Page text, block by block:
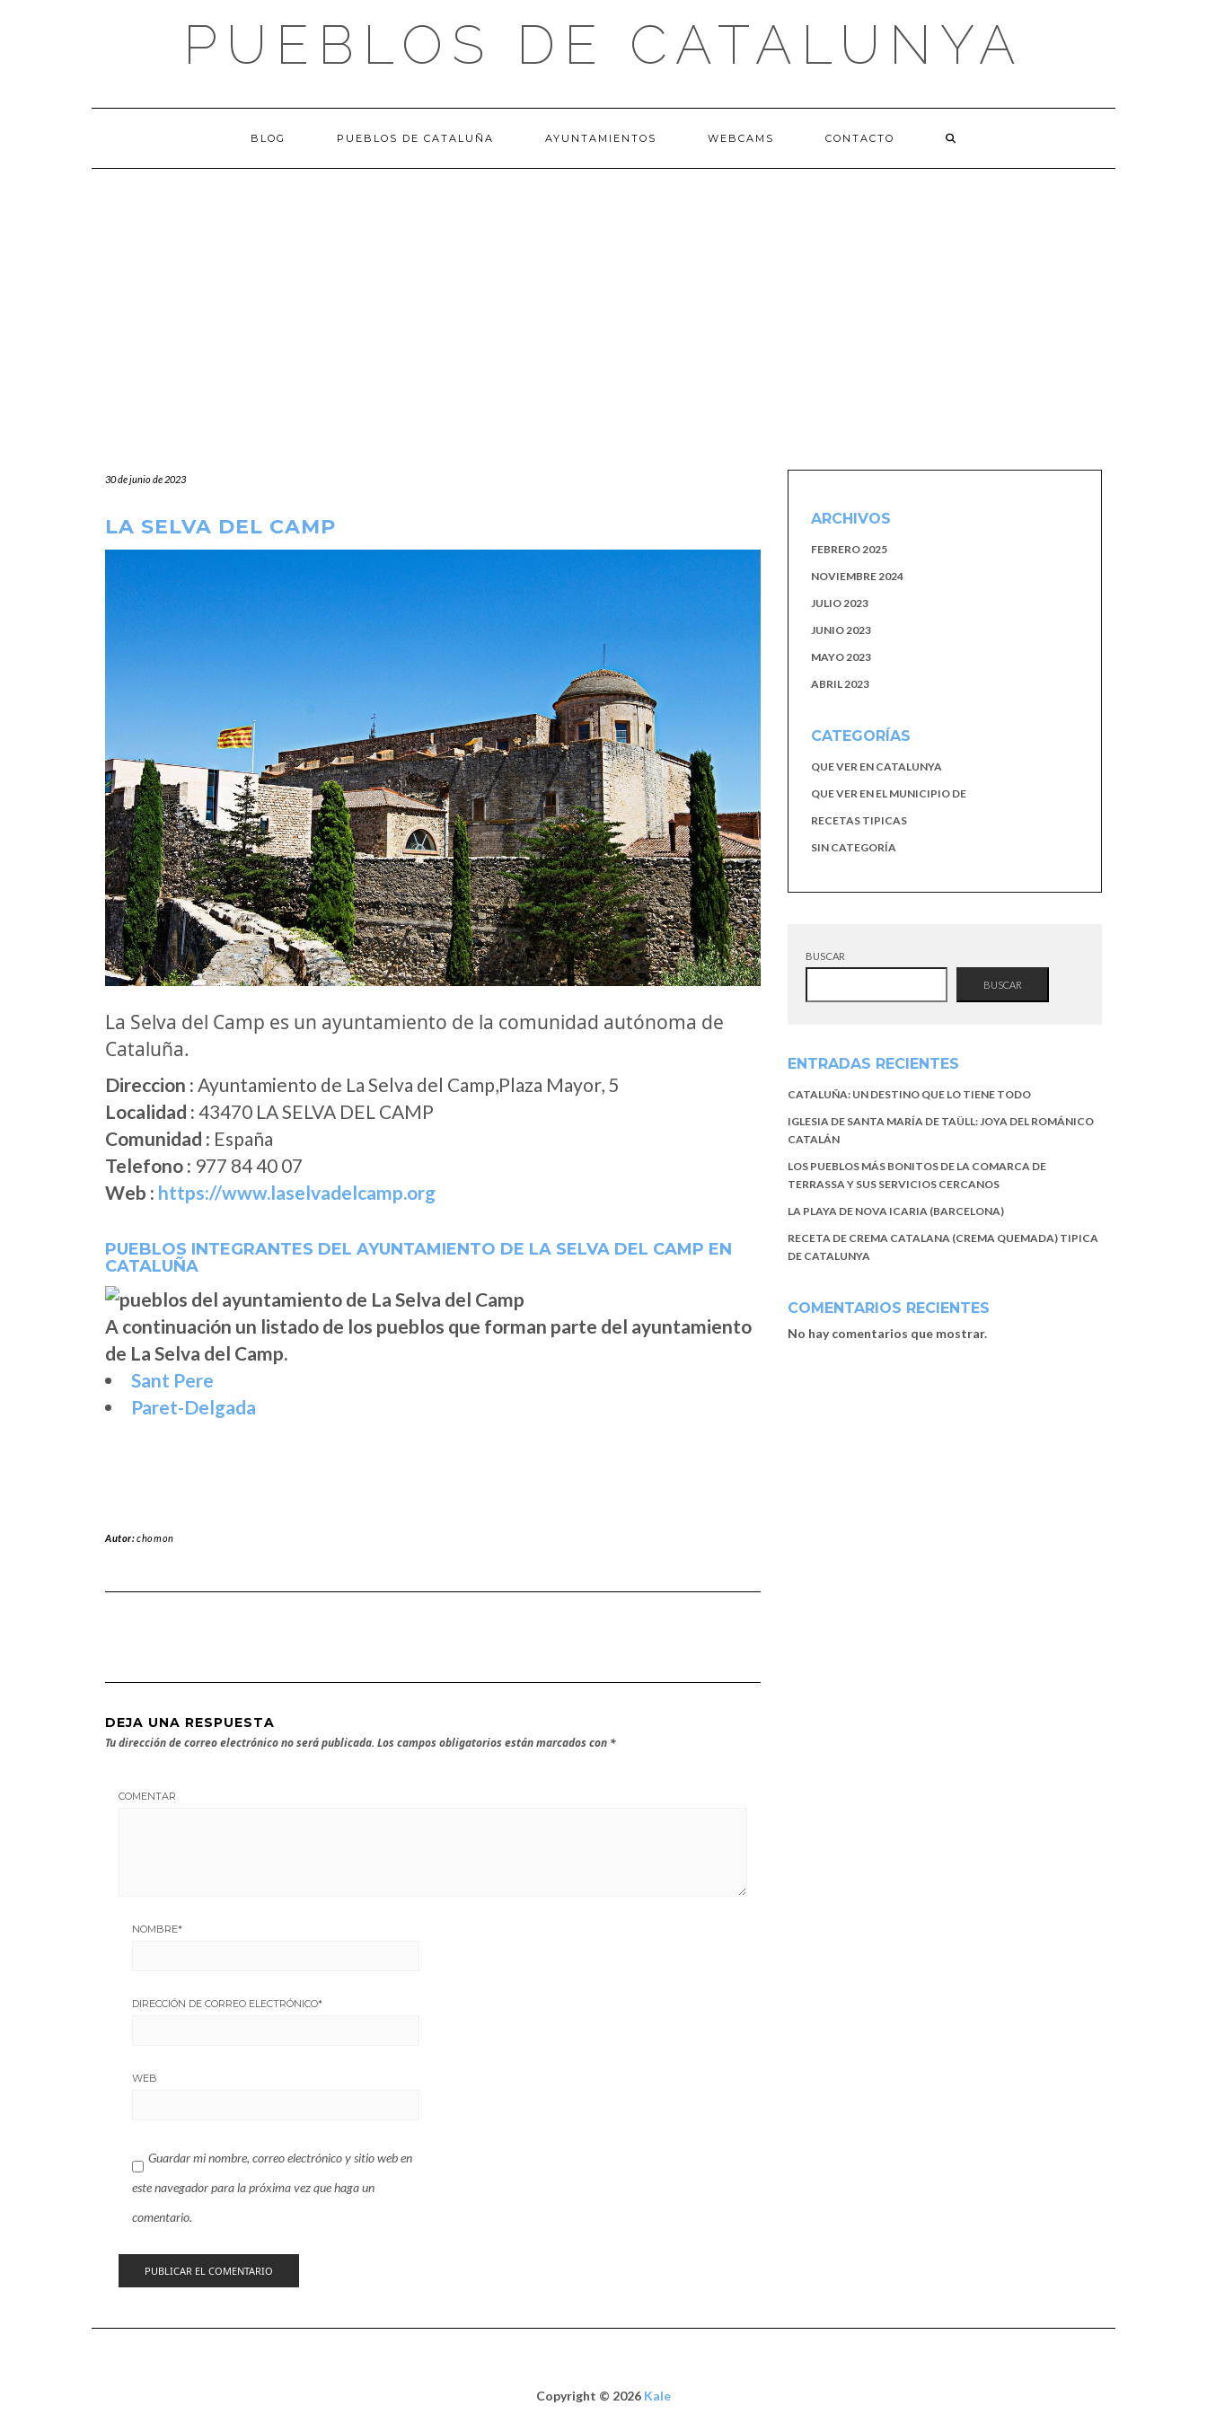
PUEBLOS DE CATALUNYA
BLOG PUEBLOS DE CATALUÑA AYUNTAMIENTOS WEBCAMS CONTACTO
30 de junio de 2023
LA SELVA DEL CAMP
La Selva del Camp es un ayuntamiento de la comunidad autónoma de
Cataluña.
Direccion : Ayuntamiento de La Selva del Camp,Plaza Mayor, 5
Localidad : 43470 LA SELVA DEL CAMP
Comunidad : España
Telefono : 977 84 40 07
Web : https://www.laselvadelcamp.org
PUEBLOS INTEGRANTES DEL AYUNTAMIENTO DE LA SELVA DEL CAMP EN
CATALUÑA
A continuación un listado de los pueblos que forman parte del ayuntamiento
de La Selva del Camp.
Sant Pere
Paret-Delgada
Autor:chomon
DEJA UNA RESPUESTA
Tu dirección de correo electrónico no será publicada. Los campos obligatorios están marcados con *
COMENTAR
NOMBRE*
DIRECCIÓN DE CORREO ELECTRÓNICO*
WEB
Guardar mi nombre, correo electrónico y sitio web en
este navegador para la próxima vez que haga un
comentario.
ARCHIVOS
FEBRERO 2025
NOVIEMBRE 2024
JULIO 2023
JUNIO 2023
MAYO 2023
ABRIL 2023
CATEGORÍAS
QUE VER EN CATALUNYA
QUE VER EN EL MUNICIPIO DE
RECETAS TIPICAS
SIN CATEGORÍA
BUSCAR
BUSCAR
ENTRADAS RECIENTES
CATALUÑA: UN DESTINO QUE LO TIENE TODO
IGLESIA DE SANTA MARÍA DE TAÜLL: JOYA DEL ROMÁNICO
CATALÁN
LOS PUEBLOS MÁS BONITOS DE LA COMARCA DE
TERRASSA Y SUS SERVICIOS CERCANOS
LA PLAYA DE NOVA ICARIA (BARCELONA)
RECETA DE CREMA CATALANA (CREMA QUEMADA) TIPICA
DE CATALUNYA
COMENTARIOS RECIENTES
No hay comentarios que mostrar.
Copyright © 2026 Kale